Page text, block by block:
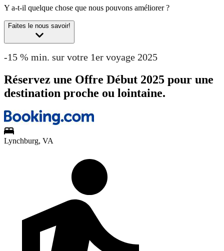
Y a-t-il quelque chose que nous pouvons améliorer ?
Faites le nous savoir!
-15 % min. sur votre 1er voyage 2025
Réservez une Offre Début 2025 pour une
destination proche ou lointaine.
Lynchburg, VA